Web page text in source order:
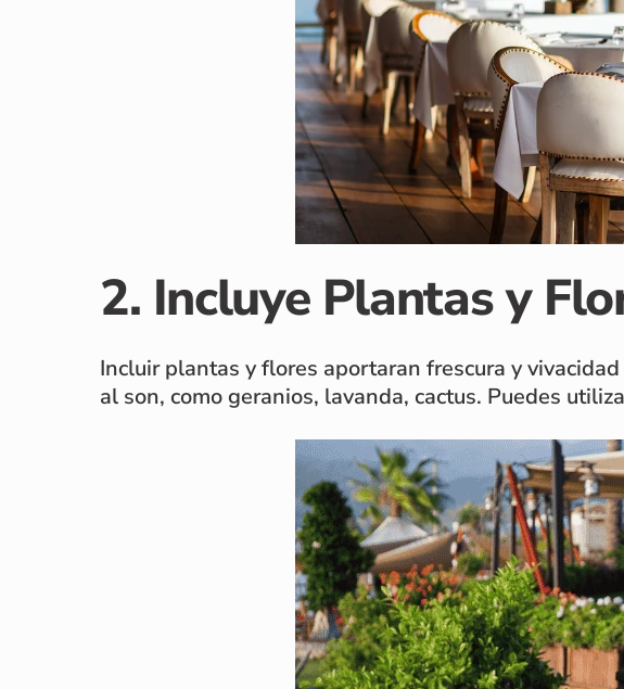
2. Incluye Plantas y
Incluir plantas y flores aportaran frescura y
al son, como geranios, lavanda, cactus. Puedes